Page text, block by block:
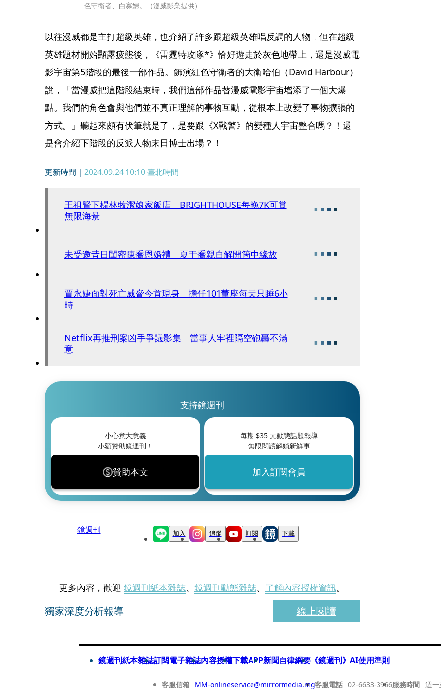
色守衛者、白寡婦。（漫威影業提供）
以往漫威都是主打超級英雄，也介紹了許多跟超級英雄唱反調的人物，但在超級
英雄題材開始顯露疲態後，《雷霆特攻隊*》恰好遊走於灰色地帶上，還是漫威電
影宇宙第5階段的最後一部作品。飾演紅色守衛者的大衛哈伯（David Harbour）
說，「當漫威把這階段結束時，我們這部作品替漫威電影宇宙增添了一個大爆
點。我們的角色會與他們並不真正理解的事物互動，從根本上改變了事物擴張的
方式。」聽起來頗有伏筆就是了，是要跟《X戰警》的變種人宇宙整合嗎？！還
是會介紹下階段的反派人物末日博士出場？！
更新時間｜ 2024.09.24 10:10臺北時間
王祖賢下榻林牧潔娘家飯店 BRIGHTHOUSE每晚7K可賞
無限海景
未受邀昔日閨密陳喬恩婚禮 夏于喬親自解開箇中緣故
賈永婕面對死亡威脅今首現身 擔任101董座每天只睡6小
時
Netflix再推刑案凶手爭議影集 當事人牢裡隔空砲轟不滿
意
支持鏡週刊
小心意大意義
小額贊助鏡週刊！
贊助本文
每期 $35元動態話題報導
無限閱讀解鎖新鮮事
加入訂閱會員
鏡週刊 加入 追蹤 訂閱 下載
更多內容，歡迎 鏡週刊紙本雜誌、 鏡週刊動態雜誌、 了解內容授權資訊。
獨家深度分析報導 線上閱讀
鏡週刊紙本雜誌訂閱電子雜誌內容授權下載APP新聞自律綱要 《鏡週刊》AI使用準則
客服信箱 MM-onlineservice@mirrormedia.mg客服電話 02-6633-3966服務時間 週一